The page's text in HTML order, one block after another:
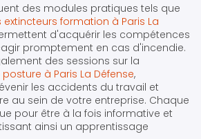
des modules pratiques tels que
formation à Paris La
d'acquérir les compétences
promptement en cas d'incendie.
des sessions sur la
à Paris La Défense,
les accidents du travail et
au sein de votre entreprise. Chaque
pour être à la fois informative et
ainsi un apprentissage